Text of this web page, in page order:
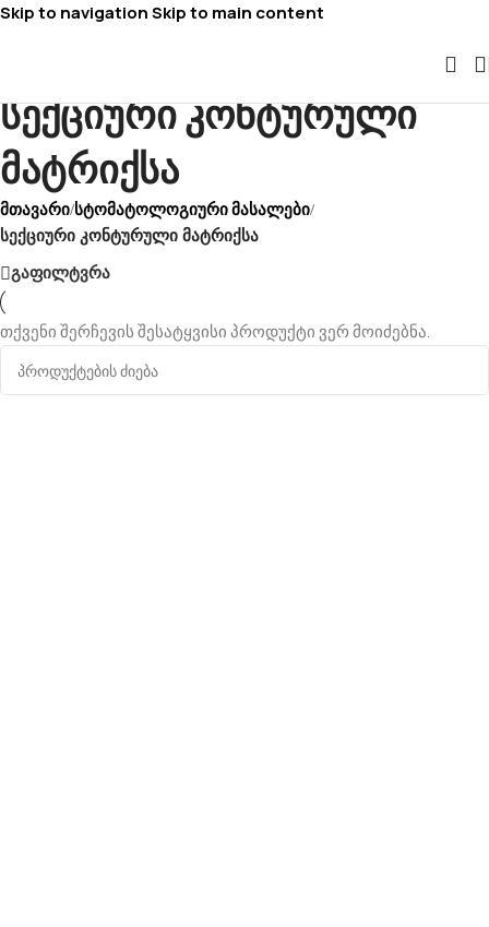
Skip to navigationSkip to main content
სექციური კონტურული
მატრიქსა
მთავარი/სტომატოლოგიური მასალები/
სექციური კონტურული მატრიქსა
გაფილტვრა
თქვენი შერჩევის შესატყვისი პროდუქტი ვერ მოიძებნა.